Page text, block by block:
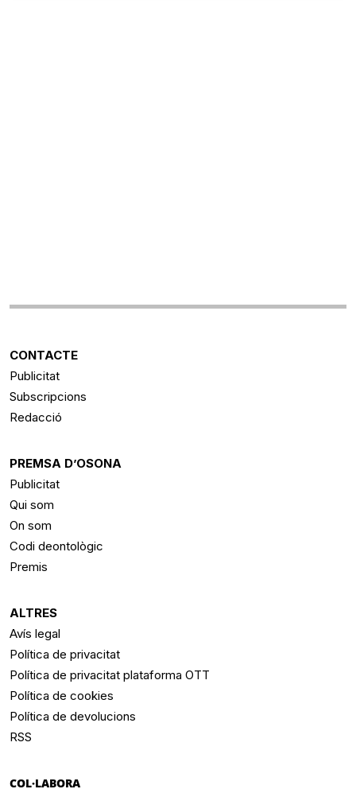
CONTACTE
Publicitat
Subscripcions
Redacció
PREMSA D’OSONA
Publicitat
Qui som
On som
Codi deontològic
Premis
ALTRES
Avís legal
Política de privacitat
Política de privacitat plataforma OTT
Política de cookies
Política de devolucions
RSS
COL·LABORA